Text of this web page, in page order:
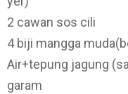
2 cawan sos cili
4 biji mangga
Air+tepung jagung
garam